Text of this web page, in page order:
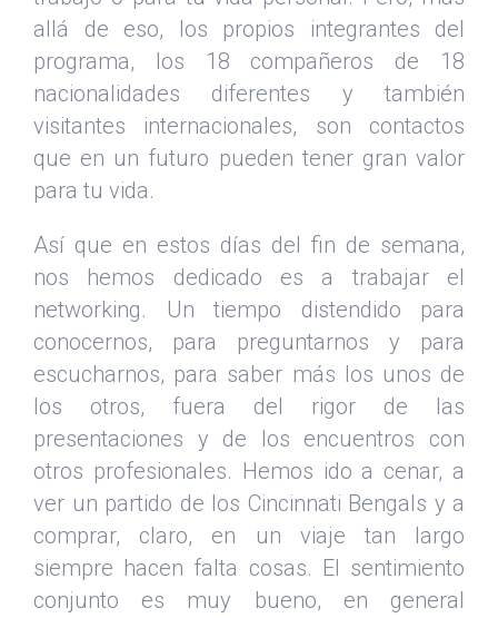
allá de eso, los propios integrantes del
programa, los 18 compañeros de 18
nacionalidades diferentes y también
visitantes internacionales, son contactos
que en un futuro pueden tener gran valor
para tu vida.
Así que en estos días del fin de semana,
nos hemos dedicado es a trabajar el
networking. Un tiempo distendido para
conocernos, para preguntarnos y para
escucharnos, para saber más los unos de
los otros, fuera del rigor de las
presentaciones y de los encuentros con
otros profesionales. Hemos ido a cenar, a
ver un partido de los Cincinnati Bengals y a
comprar, claro, en un viaje tan largo
siempre hacen falta cosas. El sentimiento
conjunto es muy bueno, en general